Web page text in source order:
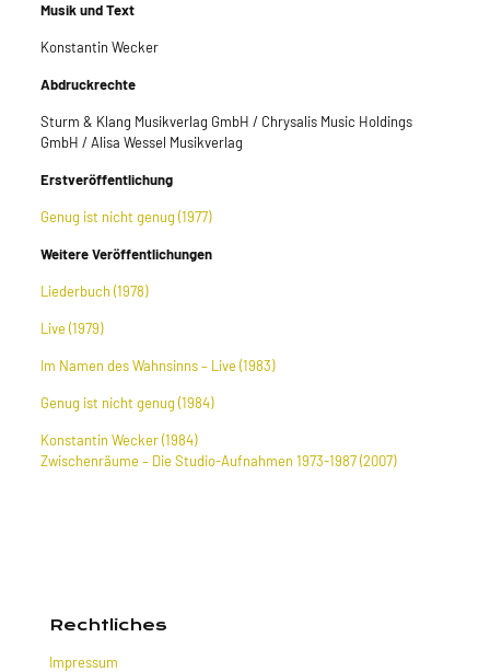
Musik und Text
Konstantin Wecker
Abdruckrechte
Sturm & Klang Musikverlag GmbH / Chrysalis Music Holdings
GmbH / Alisa Wessel Musikverlag
Erstveröffentlichung
Genug ist nicht genug (1977)
Weitere Veröffentlichungen
Liederbuch (1978)
Live (1979)
Im Namen des Wahnsinns – Live (1983)
Genug ist nicht genug (1984)
Konstantin Wecker (1984)
Zwischenräume – Die Studio-Aufnahmen 1973-1987 (2007)
Rechtliches
Impressum